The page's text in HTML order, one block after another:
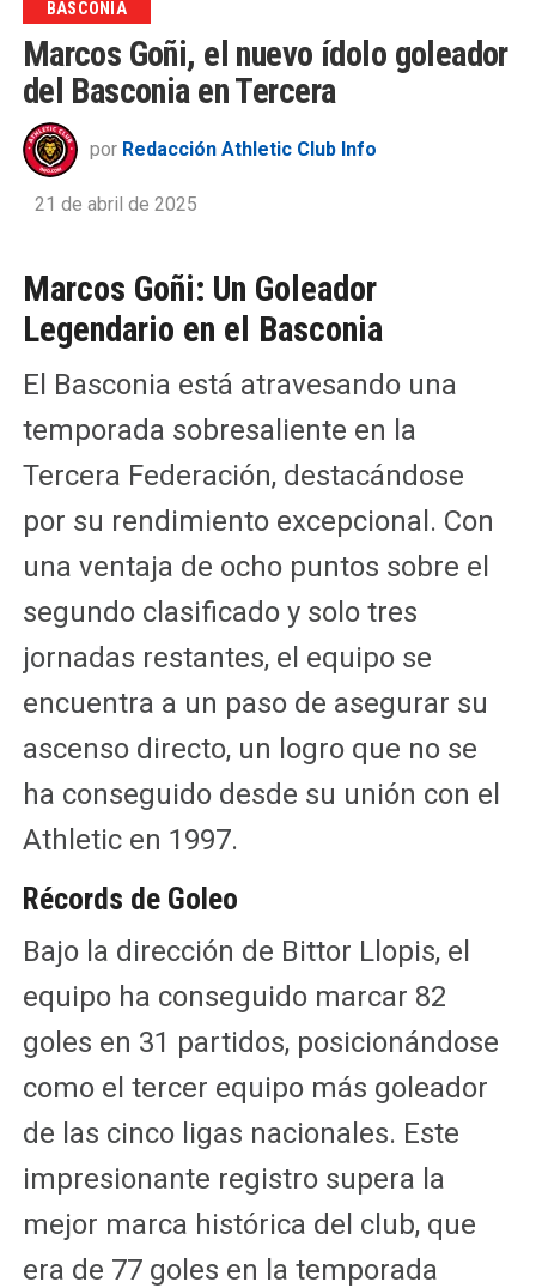
BASCONIA
Marcos Goñi, el nuevo ídolo goleador
del Basconia en Tercera
por Redacción Athletic Club Info
21 de abril de 2025
Marcos Goñi: Un Goleador
Legendario en el Basconia
El Basconia está atravesando una
temporada sobresaliente en la
Tercera Federación, destacándose
por su rendimiento excepcional. Con
una ventaja de ocho puntos sobre el
segundo clasificado y solo tres
jornadas restantes, el equipo se
encuentra a un paso de asegurar su
ascenso directo, un logro que no se
ha conseguido desde su unión con el
Athletic en 1997.
Récords de Goleo
Bajo la dirección de Bittor Llopis, el
equipo ha conseguido marcar 82
goles en 31 partidos, posicionándose
como el tercer equipo más goleador
de las cinco ligas nacionales. Este
impresionante registro supera la
mejor marca histórica del club, que
era de 77 goles en la temporada